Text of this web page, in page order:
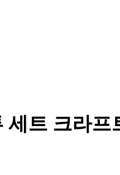
세트 크라프